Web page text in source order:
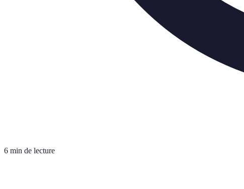
6 min de lecture